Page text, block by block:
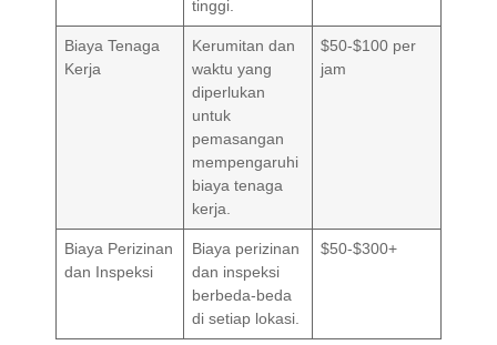
tinggi.
Biaya Tenaga
Kerja
Kerumitan dan
waktu yang
diperlukan
untuk
pemasangan
mempengaruhi
biaya tenaga
kerja.
$50-$100 per
jam
Biaya Perizinan
dan Inspeksi
Biaya perizinan
dan inspeksi
berbeda-beda
di setiap lokasi.
$50-$300+